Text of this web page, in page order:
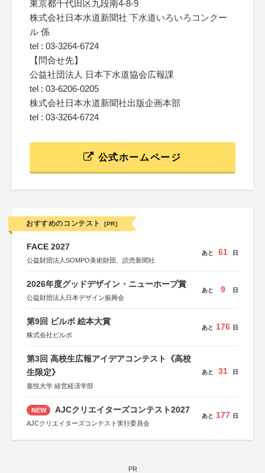
東京都千代田区九段南4-8-9
株式会社日本水道新聞社 下水道いろいろコンクー
ル 係
tel : 03-3264-6724
【問合せ先】
公益社団法人 日本下水道協会広報課
tel : 03-6206-0205
株式会社日本水道新聞社出版企画本部
tel : 03-3264-6724
公式ホームページ
おすすめのコンテスト [PR]
FACE 2027
公益財団法人SOMPO美術財団、読売新聞社
あと 61 日
2026年度グッドデザイン・ニューホープ賞
公益財団法人日本デザイン振興会
あと 9 日
第9回 ビルボ 絵本大賞
株式会社ビルボ
あと 176 日
第3回 高校生広報アイデアコンテスト《高校
生限定》
嘉悦大学 経営経済学部
あと 31 日
NEW AJCクリエイターズコンテスト2027
AJCクリエイターズコンテスト実行委員会
あと 177 日
PR